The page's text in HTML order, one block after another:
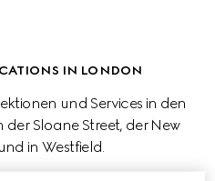
IN LONDON
und Services in den
der Sloane Street, der New
in Westfield.